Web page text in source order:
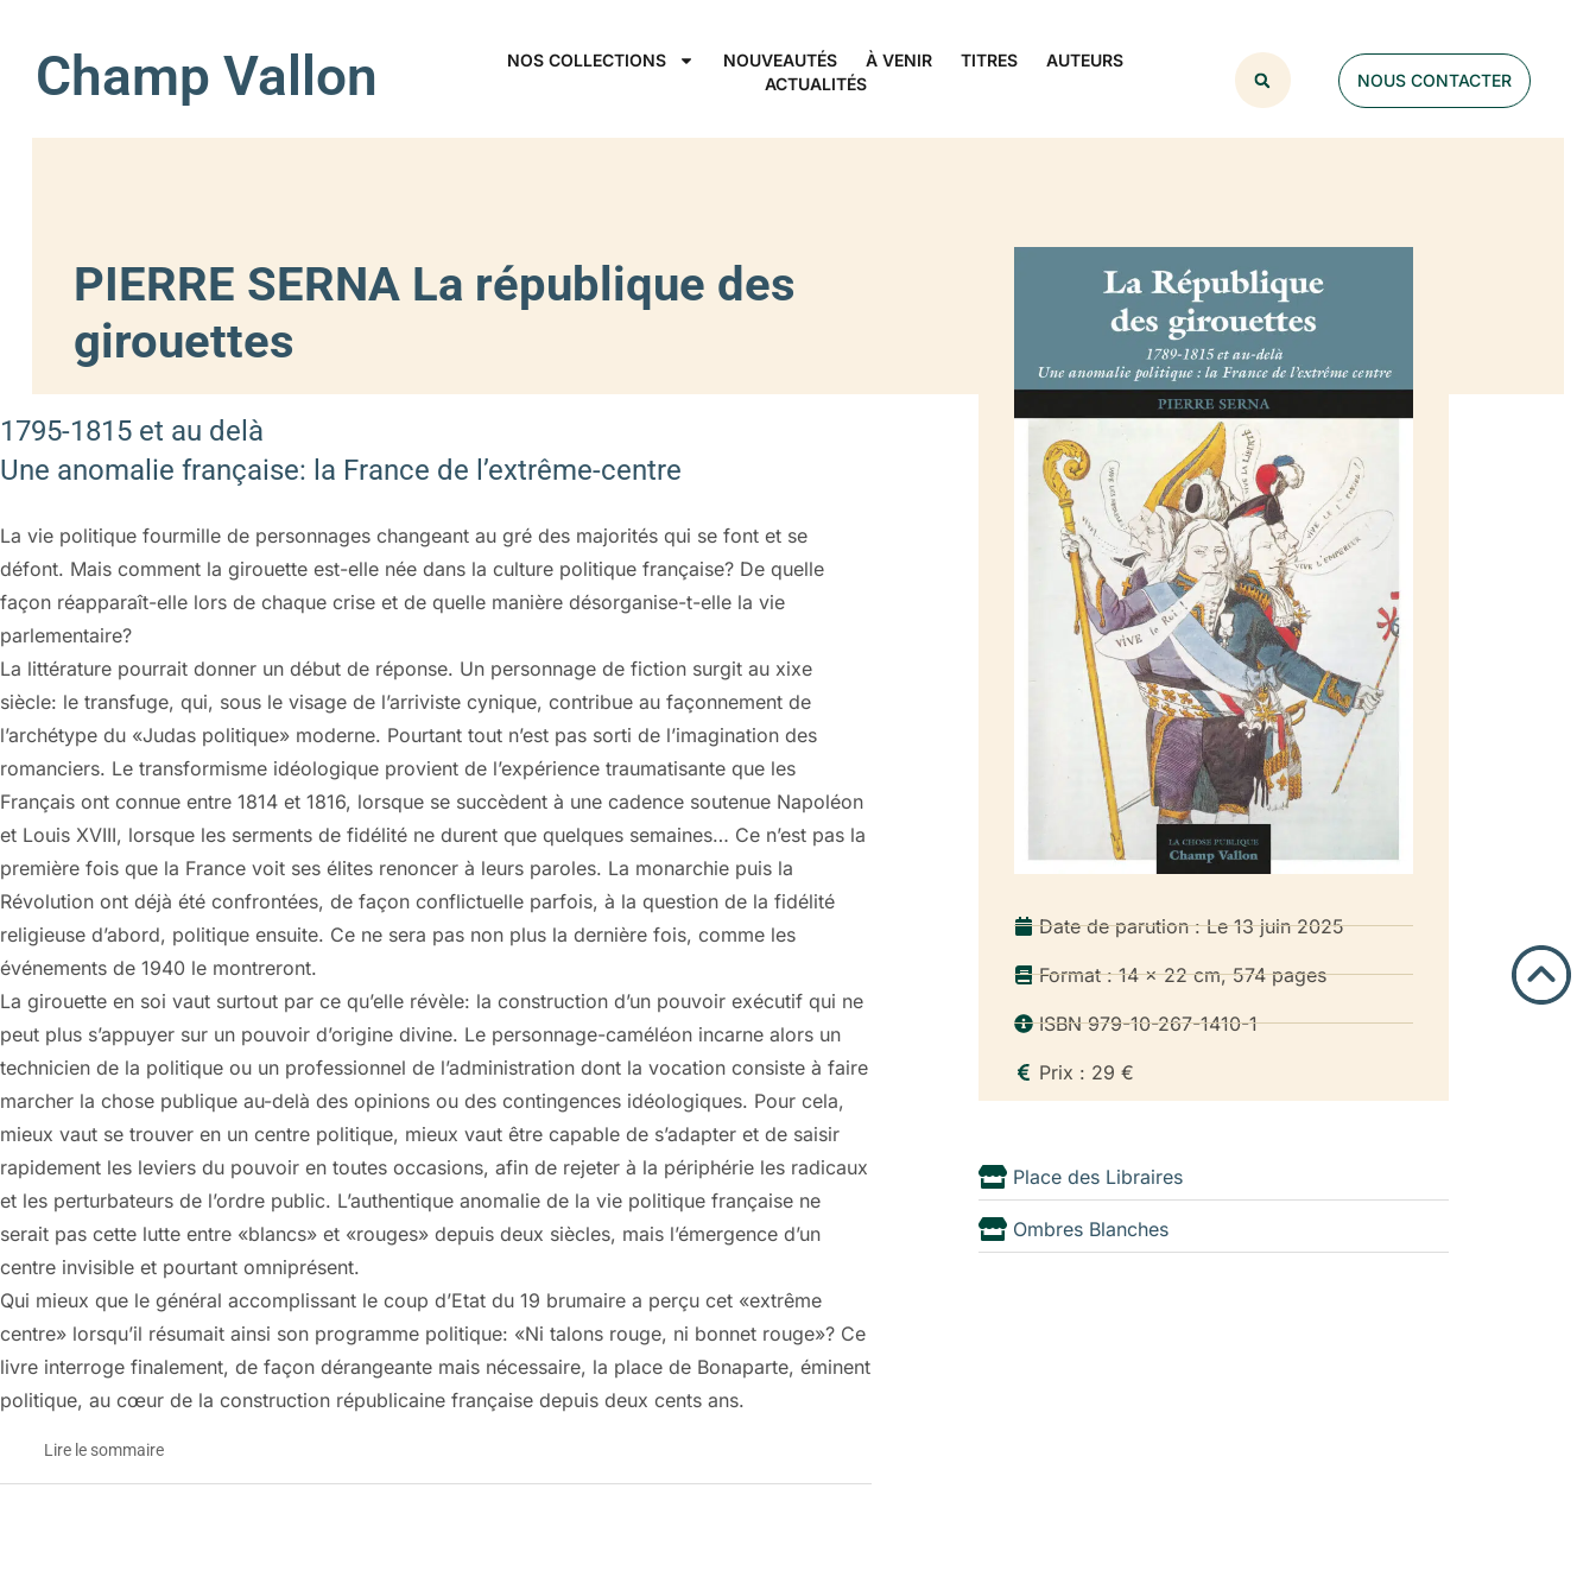
Champ Vallon NOS COLLECTIONS NOUVEAUTÉS À VENIR TITRES
AUTEURS
ACTUALITÉS
NOUS CONTACTER
PIERRE SERNA La république des
girouettes
1795-1815 et au delà
Une anomalie française: la France de l’extrême-centre
La vie politique fourmille de personnages changeant au gré des majorités qui se font et se
défont. Mais comment la girouette est-elle née dans la culture politique française? De quelle
façon réapparaît-elle lors de chaque crise et de quelle manière désorganise-t-elle la vie
parlementaire?
La littérature pourrait donner un début de réponse. Un personnage de fiction surgit au xixe
siècle: le transfuge, qui, sous le visage de l’arriviste cynique, contribue au façonnement de
l’archétype du «Judas politique» moderne. Pourtant tout n’est pas sorti de l’imagination des
romanciers. Le transformisme idéologique provient de l’expérience traumatisante que les
Français ont connue entre 1814 et 1816, lorsque se succèdent à une cadence soutenue Napoléon
et Louis XVIII, lorsque les serments de fidélité ne durent que quelques semaines… Ce n’est pas la
première fois que la France voit ses élites renoncer à leurs paroles. La monarchie puis la
Révolution ont déjà été confrontées, de façon conflictuelle parfois, à la question de la fidélité
religieuse d’abord, politique ensuite. Ce ne sera pas non plus la dernière fois, comme les
événements de 1940 le montreront.
La girouette en soi vaut surtout par ce qu’elle révèle: la construction d’un pouvoir exécutif qui ne
peut plus s’appuyer sur un pouvoir d’origine divine. Le personnage-caméléon incarne alors un
technicien de la politique ou un professionnel de l’administration dont la vocation consiste à faire
marcher la chose publique au-delà des opinions ou des contingences idéologiques. Pour cela,
mieux vaut se trouver en un centre politique, mieux vaut être capable de s’adapter et de saisir
rapidement les leviers du pouvoir en toutes occasions, afin de rejeter à la périphérie les radicaux
et les perturbateurs de l’ordre public. L’authentique anomalie de la vie politique française ne
serait pas cette lutte entre «blancs» et «rouges» depuis deux siècles, mais l’émergence d’un
centre invisible et pourtant omniprésent.
Qui mieux que le général accomplissant le coup d’Etat du 19 brumaire a perçu cet «extrême
centre» lorsqu’il résumait ainsi son programme politique: «Ni talons rouge, ni bonnet rouge»? Ce
livre interroge finalement, de façon dérangeante mais nécessaire, la place de Bonaparte, éminent
politique, au cœur de la construction républicaine française depuis deux cents ans.
Lire le sommaire
Date de parution : Le 13 juin 2025
Format : 14 x 22 cm, 574 pages
ISBN 979-10-267-1410-1
Prix : 29 €
Place des Libraires
Ombres Blanches